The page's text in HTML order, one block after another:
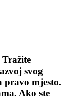
svog
pravo mjesto.
Ako ste